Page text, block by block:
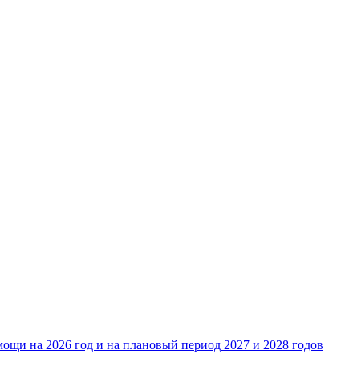
на 2026 год и на плановый период 2027 и 2028 годов